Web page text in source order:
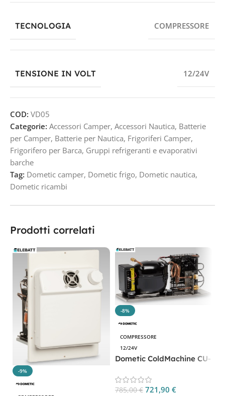
TECNOLOGIA COMPRESSORE
TENSIONE IN VOLT 12/24V
COD: VD05
Categorie: Accessori Camper, Accessori Nautica, Batterie
per Camper, Batterie per Nautica, Frigoriferi Camper,
Frigorifero per Barca, Gruppi refrigeranti e evaporativi
barche
Tag: Dometic camper, Dometic frigo, Dometic nautica,
Dometic ricambi
Prodotti correlati
-9%
-8%
COMPRESSORE
12/24V
Dometic ColdMachine CU-
785,00€ 721,90 €